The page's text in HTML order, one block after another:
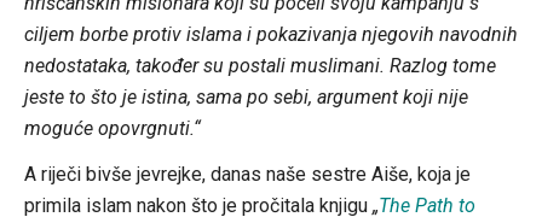
ciljem borbe protiv islama i pokazivanja njegovih navodnih
nedostataka, također su postali muslimani. Razlog tome
jeste to što je istina, sama po sebi, argument koji nije
moguće opovrgnuti.“
A riječi bivše jevrejke, danas naše sestre Aiše, koja je
primila islam nakon što je pročitala knjigu „The Path to